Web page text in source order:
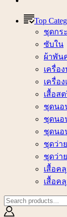
Top
ชุดกร
ซับใน
ผ้าพัน
เครื่อ
เครื่อ
เสื้อสต
ชุดนอ
ชุดนอ
ชุดนอ
ชุดว่า
ชุดว่า
เสื้อค
เสื้อค